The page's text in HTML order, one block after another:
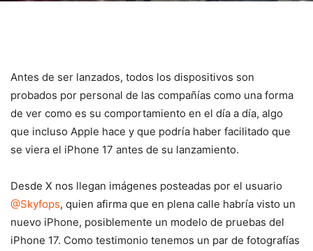
Antes de ser lanzados, todos los dispositivos son
probados por personal de las compañías como una forma
de ver como es su comportamiento en el día a día, algo
que incluso Apple hace y que podría haber facilitado que
se viera el iPhone 17 antes de su lanzamiento.
Desde X nos llegan imágenes posteadas por el usuario
@Skyfops, quien afirma que en plena calle habría visto un
nuevo iPhone, posiblemente un modelo de pruebas del
iPhone 17. Como testimonio tenemos un par de fotografías